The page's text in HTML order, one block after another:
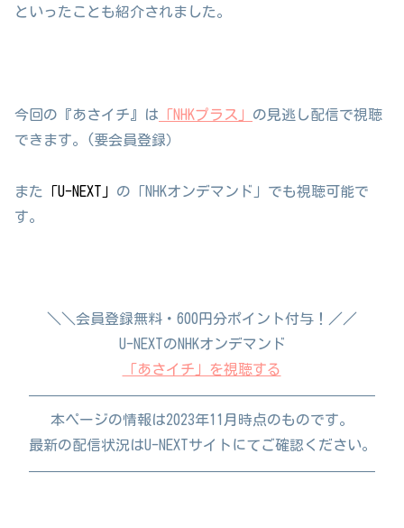
といったことも紹介されました。
今回の『あさイチ』は 「NHKプラス」 の見逃し配信で視聴
できます。(要会員登録）
また 「U-NEXT」 の「NHKオンデマンド」でも視聴可能で
す。
＼＼会員登録無料・600円分ポイント付与！／／
U-NEXTのNHKオンデマンド
「あさイチ」を視聴する
————————————————————————
本ページの情報は2023年11月時点のものです。
最新の配信状況はU-NEXTサイトにてご確認ください。
————————————————————————